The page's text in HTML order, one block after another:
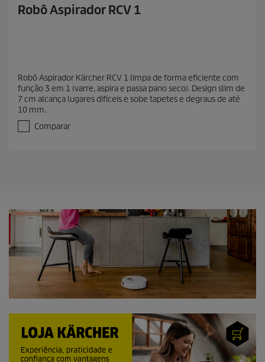
Robô Aspirador RCV 1
Robô Aspirador Kärcher RCV 1 limpa de forma eficiente com
função 3 em 1 (varre, aspira e passa pano seco). Design slim de
7 cm alcança lugares difíceis e sobe tapetes e degraus de até
10 mm.
Comparar